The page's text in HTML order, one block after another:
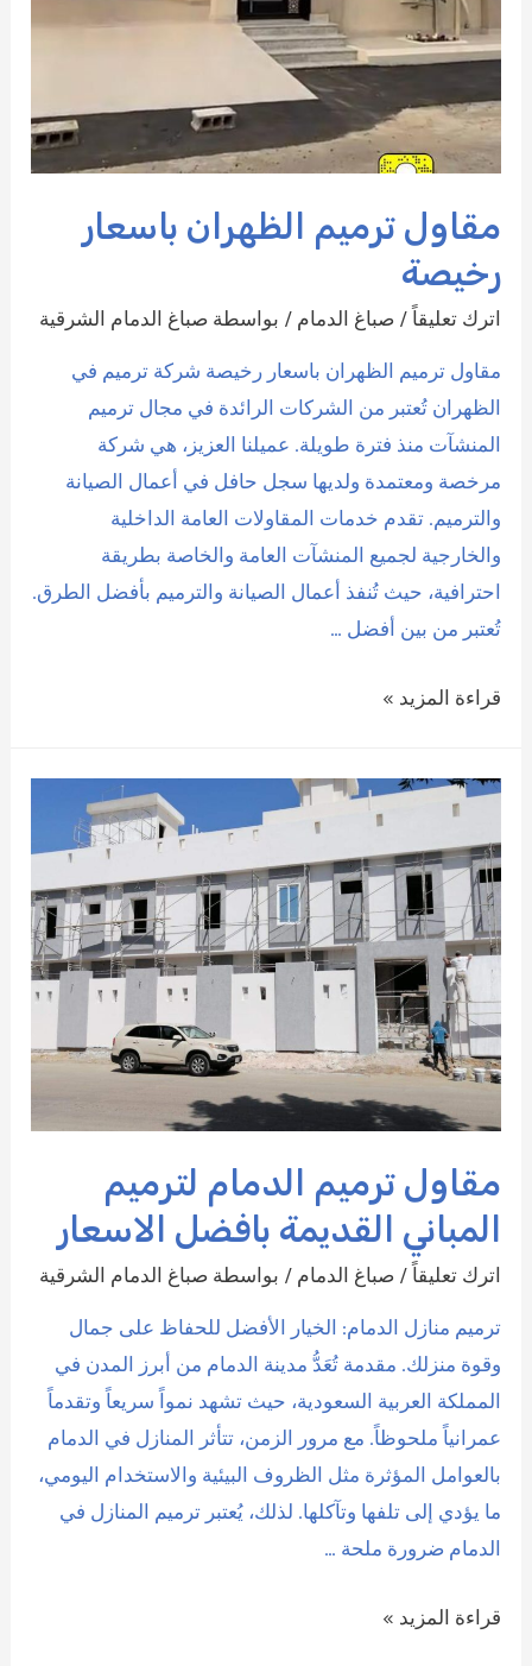
مقاول ترميم الظهران باسعار
رخيصة
اترك تعليقاً /صباغ الدمام / بواسطة صباغ الدمام الشرقية
مقاول ترميم الظهران باسعار رخيصة شركة ترميم في
الظهران تُعتبر من الشركات الرائدة في مجال ترميم
المنشآت منذ فترة طويلة. عميلنا العزيز، هي شركة
مرخصة ومعتمدة ولديها سجل حافل في أعمال الصيانة
والترميم. تقدم خدمات المقاولات العامة الداخلية
والخارجية لجميع المنشآت العامة والخاصة بطريقة
احترافية، حيث تُنفذ أعمال الصيانة والترميم بأفضل الطرق.
تُعتبر من بين أفضل …
مقاول
باسعار
رخيصة
قراءة المزيد »
مقاول ترميم الدمام لترميم
المباني القديمة بافضل الاسعار
اترك تعليقاً /صباغ الدمام / بواسطة صباغ الدمام الشرقية
ترميم منازل الدمام: الخيار الأفضل للحفاظ على جمال
وقوة منزلك. مقدمة تُعَدُّ مدينة الدمام من أبرز المدن في
المملكة العربية السعودية، حيث تشهد نمواً سريعاً وتقدماً
عمرانياً ملحوظاً. مع مرور الزمن، تتأثر المنازل في الدمام
بالعوامل المؤثرة مثل الظروف البيئية والاستخدام اليومي،
ما يؤدي إلى تلفها وتآكلها. لذلك، يُعتبر ترميم المنازل في
الدمام ضرورة ملحة …
مقاول
قراءة المزيد »